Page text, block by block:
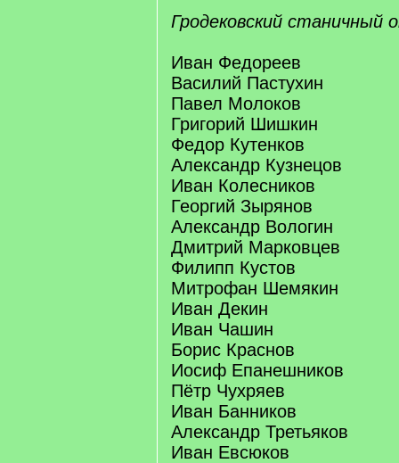
Гродековский станичный
Иван Федореев
Василий Пастухин
Павел Молоков
Григорий Шишкин
Федор Кутенков
Александр Кузнецов
Иван Колесников
Георгий Зырянов
Александр Вологин
Дмитрий Марковцев
Филипп Кустов
Митрофан Шемякин
Иван Декин
Иван Чашин
Борис Краснов
Иосиф Епанешников
Пётр Чухряев
Иван Банников
Александр Третьяков
Иван Евсюков